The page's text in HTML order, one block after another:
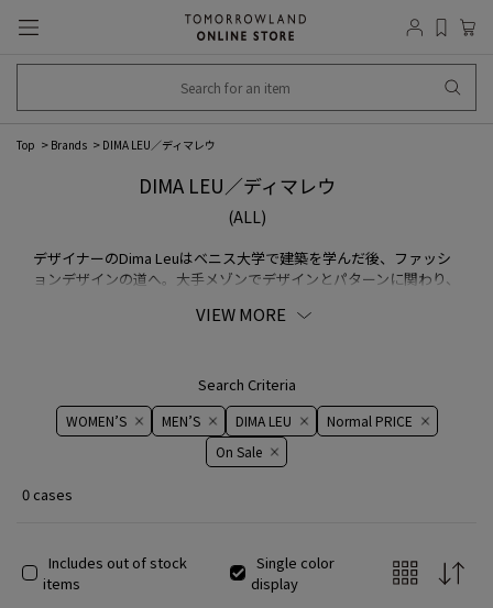
Top Brands DIMA LEU／ディマレウ
DIMA LEU／ディマレウ
(ALL)
デザイナーのDima Leuはベニス大学で建築を学んだ後、ファッシ
ョンデザインの道へ。大手メゾンでデザインとパターンに関わり、
にブランドを設立。イタリアの生地を使用しサルトリアで仕上げ、
VIEW MORE
Search Criteria
WOMEN’S MEN’S DIMA LEU
Normal PRICE
On ​​Sale​​
0 cases
Includes out of stock
items
Single color
display